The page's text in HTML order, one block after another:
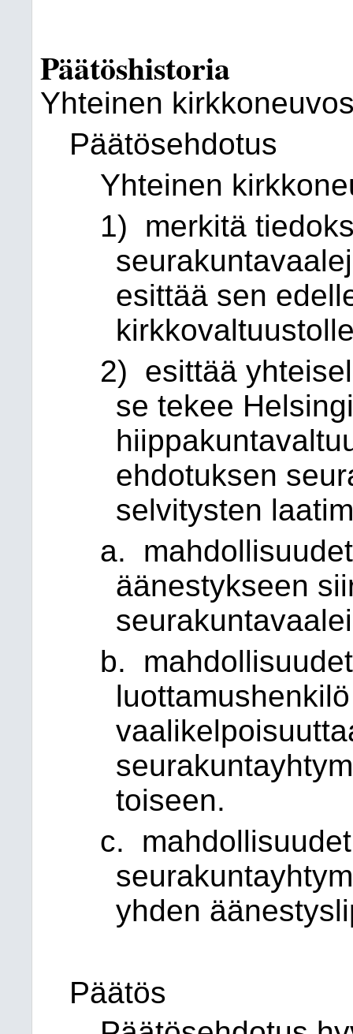
Päätöshistoria
Yhteinen
Päätösehdotus
Yhteinen
1) merkitä
esittää sen
2) esittää
se tekee
ehdotuksen
selvitysten
a.
äänestykseen
b.
toiseen.
c.
yhden
Päätös